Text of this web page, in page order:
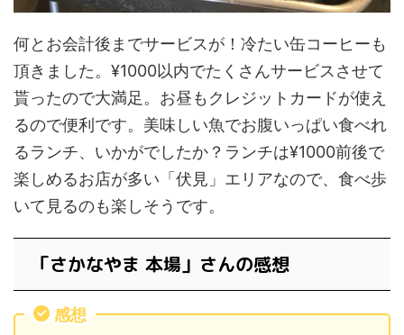
何とお会計後までサービスが！冷たい缶コーヒーも
頂きました。¥1000以内でたくさんサービスさせて
貰ったので大満足。お昼もクレジットカードが使え
るので便利です。美味しい魚でお腹いっぱい食べれ
るランチ、いかがでしたか？ランチは¥1000前後で
楽しめるお店が多い「伏見」エリアなので、食べ歩
いて見るのも楽しそうです。
「さかなやま 本場」さんの感想
感想